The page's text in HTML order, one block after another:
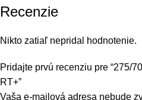
Recenzie
Nikto zatiaľ nepridal hodnotenie.
Pridajte prvú recenziu pre “275/
RT+”
Vaša e-mailová adresa nebude